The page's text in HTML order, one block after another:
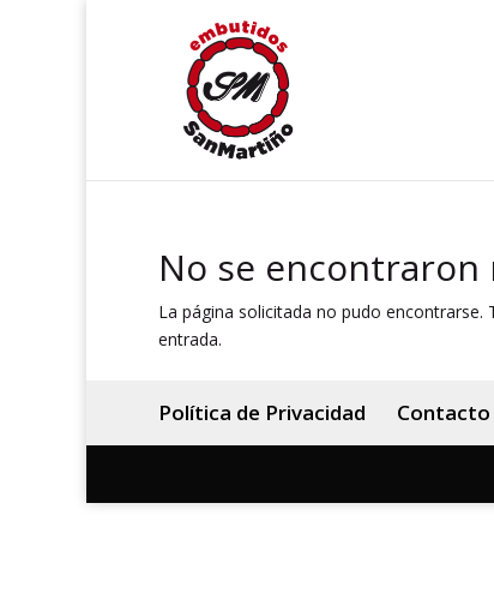
No se encontraron
La página solicitada no pudo encontrarse.
entrada.
Política de Privacidad Contacto